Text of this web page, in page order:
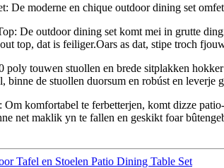
De moderne en chique outdoor dining set
De outdoor dining set komt mei in grutte
top, dat is feiliger.Oars as dat, stipe troch
poly touwen stuollen en brede sitplakken
binne de stuollen duorsum en robúst en leverje
komfortabel te ferbetterjen, komt dizze
net maklik yn te fallen en geskikt foar
Tafel en Stoelen Patio Dining Table Set